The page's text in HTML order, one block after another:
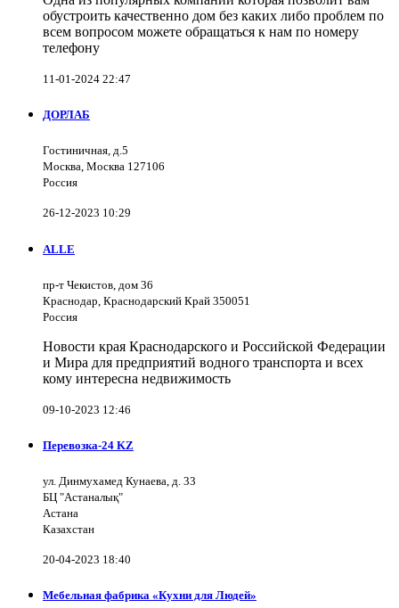
обустроить качественно дом без каких либо проблем по
всем вопросом можете обращаться к нам по номеру
телефону
11-01-2024 22:47
ДОРЛАБ
Гостиничная, д.5
Москва, Москва 127106
Россия
26-12-2023 10:29
ALLE
пр-т Чекистов, дом 36
Краснодар, Краснодарский Край 350051
Россия
Новости края Краснодарского и Российской Федерации
и Мира для предприятий водного транспорта и всех
кому интересна недвижимость
09-10-2023 12:46
Перевозка-24 KZ
ул. Динмухамед Кунаева, д. 33
БЦ "Астаналық"
Астана
Казахстан
20-04-2023 18:40
Мебельная фабрика «Кухни для Людей»